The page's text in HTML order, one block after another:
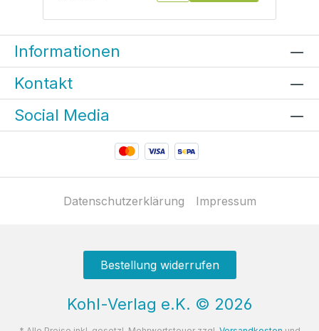
Informationen
Kontakt
Social Media
Datenschutzerklärung Impressum
Bestellung widerrufen
Kohl-Verlag e.K. © 2026